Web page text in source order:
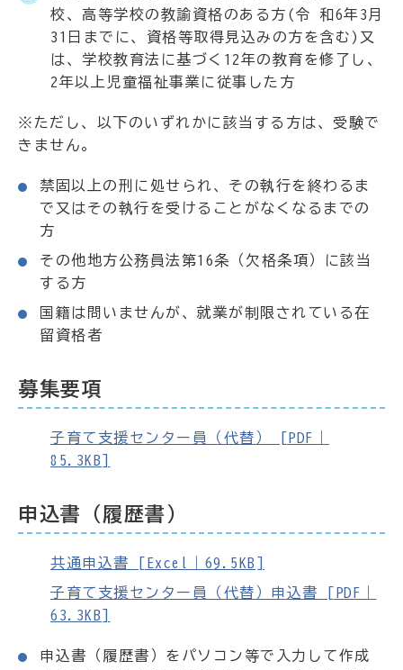
校、高等学校の教諭資格のある方(令 和6年3月
31日までに、資格等取得見込みの方を含む)又
は、学校教育法に基づく12年の教育を修了し、
2年以上児童福祉事業に従事した方
※ただし、以下のいずれかに該当する方は、受験で
きません。
禁固以上の刑に処せられ、その執行を終わるま
で又はその執行を受けることがなくなるまでの
方
その他地方公務員法第16条（欠格条項）に該当
する方
国籍は問いませんが、就業が制限されている在
留資格者
募集要項
子育て支援センター員（代替） [PDF｜
85.3KB]
申込書（履歴書）
共通申込書 [Excel｜69.5KB]
子育て支援センター員（代替）申込書 [PDF｜
63.3KB]
申込書（履歴書）をパソコン等で入力して作成